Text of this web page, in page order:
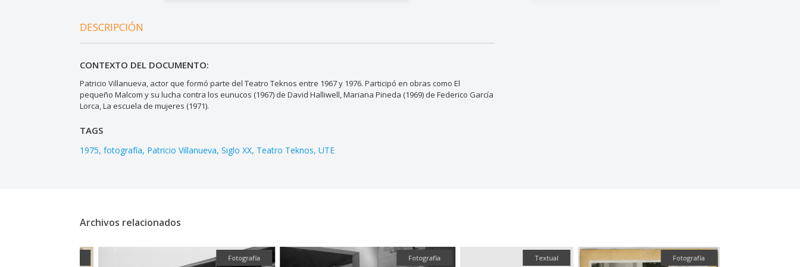
DESCRIPCIÓN
CONTEXTO DEL DOCUMENTO:
Patricio Villanueva, actor que formó parte del Teatro Teknos entre 1967 y 1976. Participó en obras como El
pequeño Malcom y su lucha contra los eunucos (1967) de David Halliwell, Mariana Pineda (1969) de Federico García
Lorca, La escuela de mujeres (1971).
TAGS
1975 fotografía Patricio Villanueva Siglo XX Teatro Teknos UTE
Archivos relacionados
Fotografía Fotografía Textual Fotografía